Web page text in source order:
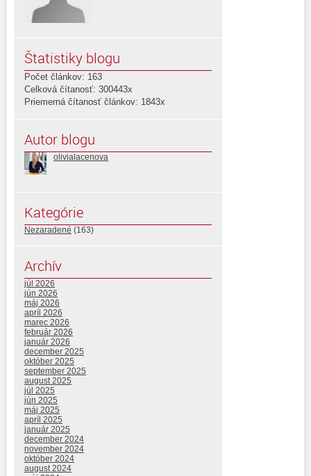
Štatistiky blogu
Počet článkov: 163
Celková čítanosť: 300443x
Priemerná čítanosť článkov: 1843x
Autor blogu
olivialacenova
Kategórie
Nezaradené (163)
Archív
júl 2026
jún 2026
máj 2026
apríl 2026
marec 2026
február 2026
január 2026
december 2025
október 2025
september 2025
august 2025
júl 2025
jún 2025
máj 2025
apríl 2025
január 2025
december 2024
november 2024
október 2024
august 2024